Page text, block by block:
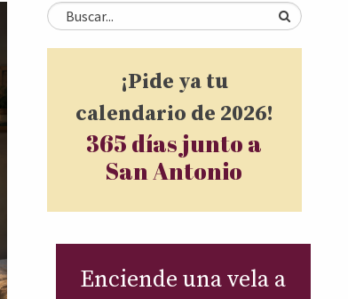
Formulario de
búsqueda
Buscar
¡Pide ya tu
calendario de 2026!
365 días junto a
San Antonio
Enciende una vela a